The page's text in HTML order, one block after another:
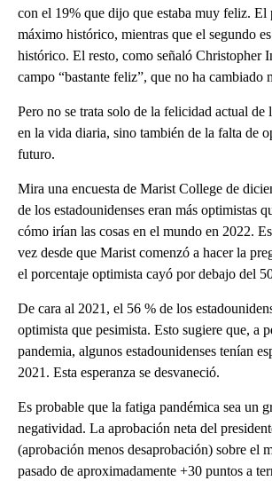
con el 19% que dijo que estaba muy feliz. El
máximo histórico, mientras que el segundo
histórico. El resto, como señaló Christopher
campo “bastante feliz”, que no ha cambiado
Pero no se trata solo de la felicidad actual de
en la vida diaria, sino también de la falta de
futuro.
Mira una encuesta de Marist College de
de los estadounidenses eran más optimistas
cómo irían las cosas en el mundo en 2022.
vez desde que Marist comenzó a hacer la
el porcentaje optimista cayó por debajo del
De cara al 2021, el 56 % de los
optimista que pesimista. Esto sugiere que, a
pandemia, algunos estadounidenses tenían
2021. Esta esperanza se desvaneció.
Es probable que la fatiga pandémica sea un
negatividad. La aprobación neta del
(aprobación menos desaprobación) sobre el
pasado de aproximadamente +30 puntos a